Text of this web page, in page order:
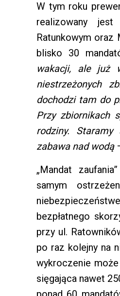
W tym roku
realizowany
Ratunkowym oraz
blisko 30
wakacji, ale już
niestrzeżonych
dochodzi tam do
Przy zbiornikach
rodziny.
zabawa nad wodą
„Mandat
samym
bezpłatnego
przy ul.
po raz kolejny na
wykroczenie
sięgająca nawet